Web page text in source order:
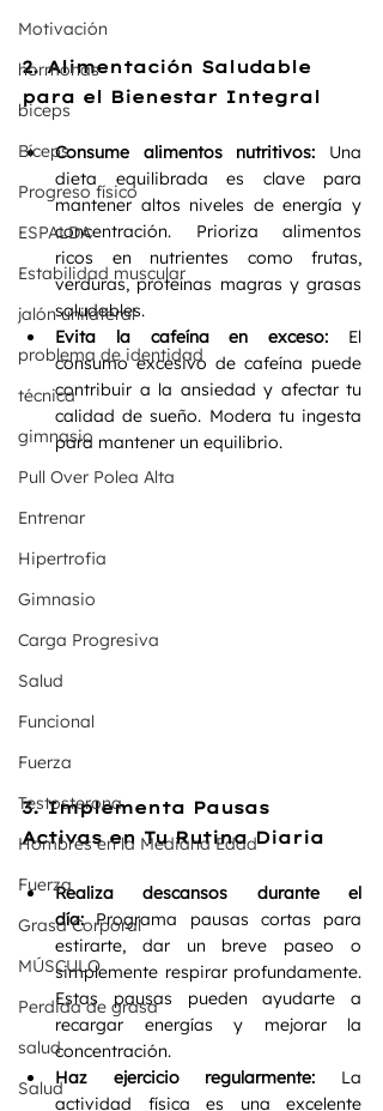
Motivación
hormonas
biceps
Bíceps
Progreso físico
ESPALDA
Estabilidad muscular
jalón unilateral
problema de identidad
técnica
gimnasio
Pull Over Polea Alta
Entrenar
Hipertrofia
Gimnasio
Carga Progresiva
Salud
Funcional
Fuerza
Testosterona
Hombres en la Mediana Edad
Fuerza
Grasa Corporal
MÚSCULO
Perdida de grasa
salud
Salud
2. Alimentación Saludable
para el Bienestar Integral
Consume alimentos nutritivos: Una
dieta equilibrada es clave para
mantener altos niveles de energía y
concentración. Prioriza alimentos
ricos en nutrientes como frutas,
verduras, proteínas magras y grasas
saludables.
Evita la cafeína en exceso: El
consumo excesivo de cafeína puede
contribuir a la ansiedad y afectar tu
calidad de sueño. Modera tu ingesta
para mantener un equilibrio.
3. Implementa Pausas
Activas en Tu Rutina Diaria
Realiza descansos durante el
día: Programa pausas cortas para
estirarte, dar un breve paseo o
simplemente respirar profundamente.
Estas pausas pueden ayudarte a
recargar energías y mejorar la
concentración.
Haz ejercicio regularmente: La
actividad física es una excelente